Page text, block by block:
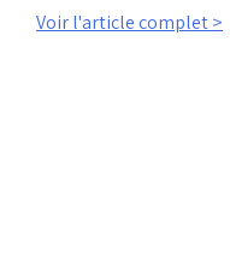
Voir l'article complet >